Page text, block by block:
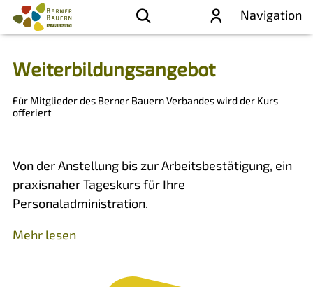
Navigation
Weiterbildungsangebot
Für Mitglieder des Berner Bauern Verbandes wird der Kurs
offeriert
Von der Anstellung bis zur Arbeitsbestätigung, ein
praxisnaher Tageskurs für Ihre
Personaladministration.
Mehr lesen